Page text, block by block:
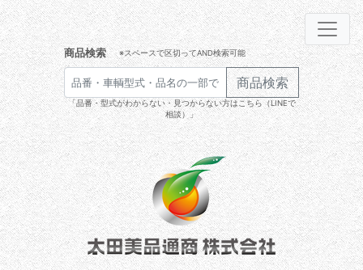
商品検索 ※スペースで区切ってAND検索可能
商品検索
「品番・型式がわからない・見つからない方はこちら（LINEで
相談）」